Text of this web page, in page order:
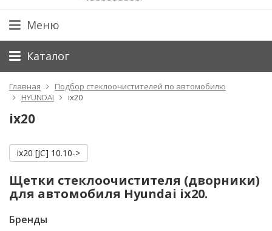
Меню
Каталог
Главная
Подбор стеклоочистителей по автомобилю
HYUNDAI
ix20
ix20
ix20 [JC] 10.10->
Щетки стеклоочистителя (дворники)
для автомобиля Hyundai ix20.
Бренды